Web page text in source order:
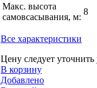
Макс. высота
самовсасывания, м:
8
Все характеристики
Цену следует уточнить
В корзину
Добавлено